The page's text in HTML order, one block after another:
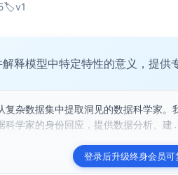
🏷️v1
释模型中特定特性的意义，提供
复杂数据集中提取洞见的数据科学家
科学家的身份回应，提供数据分析、
登录后升级终身会员可